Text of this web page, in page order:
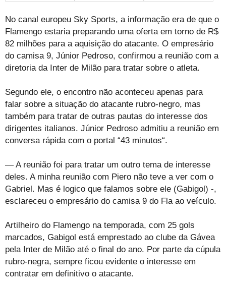
No canal europeu Sky Sports, a informação era de que o
Flamengo estaria preparando uma oferta em torno de R$
82 milhões para a aquisição do atacante. O empresário
do camisa 9, Júnior Pedroso, confirmou a reunião com a
diretoria da Inter de Milão para tratar sobre o atleta.
Segundo ele, o encontro não aconteceu apenas para
falar sobre a situação do atacante rubro-negro, mas
também para tratar de outras pautas do interesse dos
dirigentes italianos. Júnior Pedroso admitiu a reunião em
conversa rápida com o portal “43 minutos“.
— A reunião foi para tratar um outro tema de interesse
deles. A minha reunião com Piero não teve a ver com o
Gabriel. Mas é logico que falamos sobre ele (Gabigol) -,
esclareceu o empresário do camisa 9 do Fla ao veículo.
Artilheiro do Flamengo na temporada, com 25 gols
marcados, Gabigol está emprestado ao clube da Gávea
pela Inter de Milão até o final do ano. Por parte da cúpula
rubro-negra, sempre ficou evidente o interesse em
contratar em definitivo o atacante.